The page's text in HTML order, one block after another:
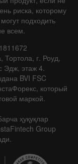
риска, которому
подходить
всем.
Тортола, г. Роуд,
Эдж, этаж 4.
BVI FSC
который
маркой.
ҳуқуқлар
Group